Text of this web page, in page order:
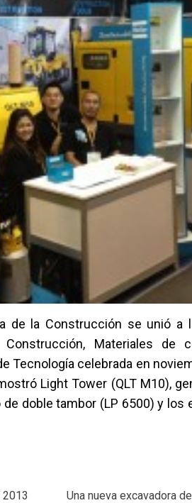
de la Construcción se unió
Materiales de
Tecnología celebrada en
Light Tower (QLT M10),
de doble tambor (LP 6500) y
2013
Una nueva excavadora